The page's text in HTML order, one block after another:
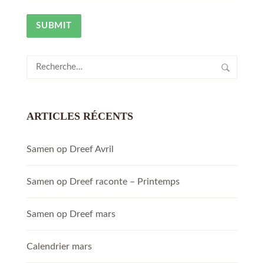
Rechercher :
ARTICLES RÉCENTS
Samen op Dreef Avril
Samen op Dreef raconte – Printemps
Samen op Dreef mars
Calendrier mars